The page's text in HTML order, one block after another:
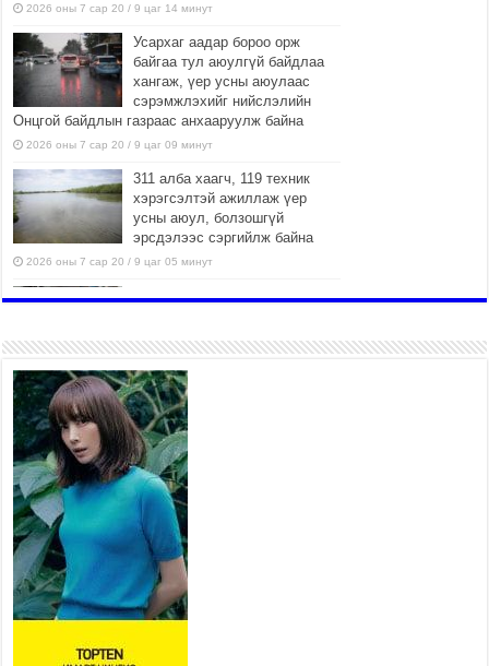
2026 оны 7 сар 20 / 9 цаг 14 минут
Усархаг аадар бороо орж
байгаа тул аюулгүй байдлаа
хангаж, үер усны аюулаас
сэрэмжлэхийг нийслэлийн
Онцгой байдлын газраас анхааруулж байна
2026 оны 7 сар 20 / 9 цаг 09 минут
311 алба хаагч, 119 техник
хэрэгсэлтэй ажиллаж үер
усны аюул, болзошгүй
эрсдэлээс сэргийлж байна
2026 оны 7 сар 20 / 9 цаг 05 минут
Аяллаа зөв төлөвлөхийг
2026 оны 7 сар 16 / 11 цаг 50 минут
Үер усны болзошгүй аюулаас
сэргийлж, холбогдох
байгууллагууд өндөржүүлсэн
бэлэн байдалд ажиллаж байна
2026 оны 7 сар 15 / 13 цаг 06 минут
Монгол адууны үнэ цэнийг
дэлхийд сурталчлах “Дэлхийн
адууны өдөр”-т 15000 морьтон
оролцож байна
2026 оны 7 сар 15 / 11 цаг 51 минут
Шагайн харвааны насанд хүрэгчдийн багийн
шилдгүүд шалгарав